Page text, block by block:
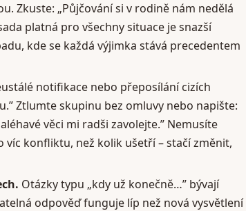
Zkuste: „Půjčování si v rodině nám nedělá
platná pro všechny situace je snazší
kde se každá výjimka stává precedentem
notifikace nebo přeposílání cizích
Ztlumte skupinu bez omluvy nebo napište:
věci mi radši zavolejte.” Nemusíte
konfliktu, než kolik ušetří – stačí změnit,
Otázky typu „kdy už konečně…” bývají
odpověď funguje líp než nová vysvětlení